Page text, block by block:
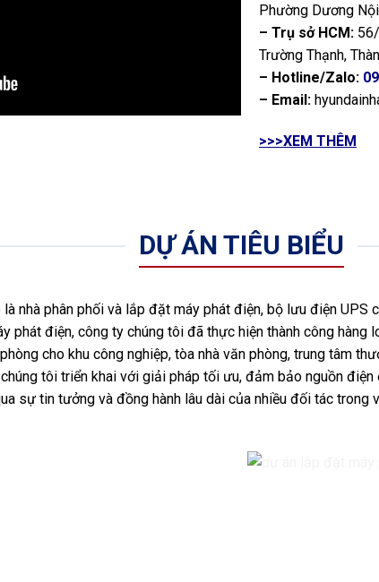
Phường Dương
– Trụ sở HCM:
Trường Thạnh,
– Hotline/Zalo:
– Email:
>>>XEM THÊM
DỰ ÁN TIÊU BIỂU
nhà phân phối và lắp đặt máy phát điện, bộ lưu điện UPS
phát điện, công ty chúng tôi đã thực hiện thành công hàng
cho khu công nghiệp, tòa nhà văn phòng, trung tâm
tôi triển khai với giải pháp tối ưu, đảm bảo nguồn điện
sự tin tưởng và đồng hành lâu dài của nhiều đối tác